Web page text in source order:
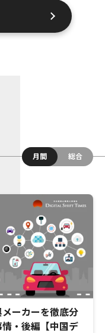
月間
総合
ーカーを徹底分
・後編【中国デ